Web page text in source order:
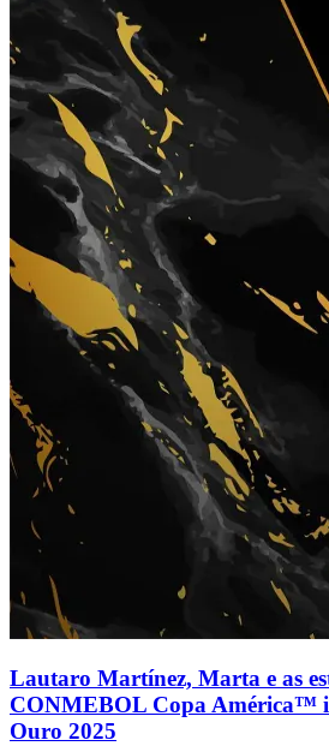
Lautaro Martínez, Marta e as
CONMEBOL Copa América™
Ouro 2025